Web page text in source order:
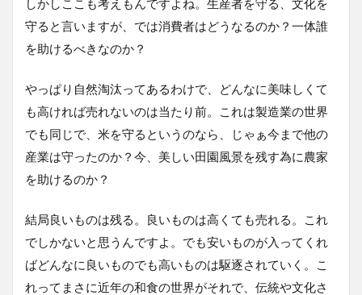
守ると言いますが、では消費者はどうなるのか？一体誰
を助けるべきなのか？
やっぱり自然淘汰ってあるわけで、どんなに美味しくて
も高ければ売れないのは当たり前。これは製造業の世界
でも同じで、米を守るというのなら、じゃぁ今まで他の
産業は守ったのか？今、美しい田園風景を残す為に農家
を助けるのか？
結局良いものは残る。良いものは高くても売れる。これ
でしかないと思うんですよ。でも安いものが入ってくれ
ばどんなに良いものでも高いものは駆逐されていく。こ
れってまさに近年の和食の世界がそれで、伝統や文化さ